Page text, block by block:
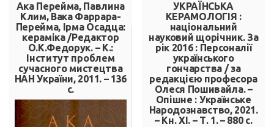
Ака Перейма, Павлина
Клим, Вака Фаррара-
Перейма, Ірма Осадца:
кераміка /Редактор
О.К.Федорук. – К.:
Інститут проблем
сучасного мистецтва
НАН України, 2011. – 136
с.
УКРАЇНСЬКА
КЕРАМОЛОГІЯ :
національний
науковий щорічник. За
рік 2016 : Персоналії
українського
гончарства / за
редакцією професора
Олеся Пошивайла. –
Опішне : Українське
Народознавство, 2021.
– Кн. ХІ. – Т. 1. – 880 с.